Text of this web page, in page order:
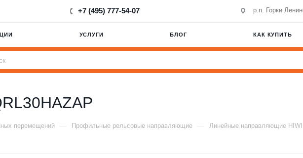
+7 (495) 777-54-07 р.п. Горки
УСЛУГИ БЛОГ КАК КУПИТЬ
перемещений — Профильные рельсовые направляющие — Линейные направляющие